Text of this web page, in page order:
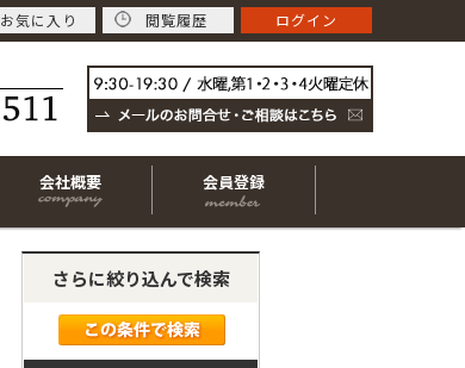
会社概要 会員登録
さらに絞り込んで検索
お気に入り 閲覧履歴 ログイン